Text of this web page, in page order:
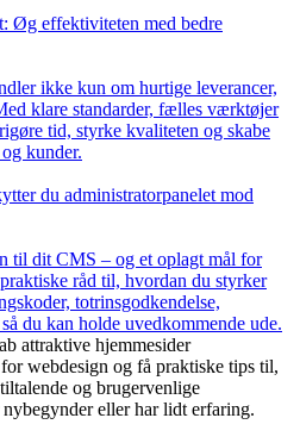
Øg effektiviteten med bedre
ikke kun om hurtige leverancer,
klare standarder, fælles værktøjer
tid, styrke kvaliteten og skabe
kunder.
du administratorpanelet mod
til dit CMS – og et oplagt mål for
råd til, hvordan du styrker
totrinsgodkendelse,
du kan holde uvedkommende ude.
attraktive hjemmesider
webdesign og få praktiske tips til,
og brugervenlige
eller har lidt erfaring.